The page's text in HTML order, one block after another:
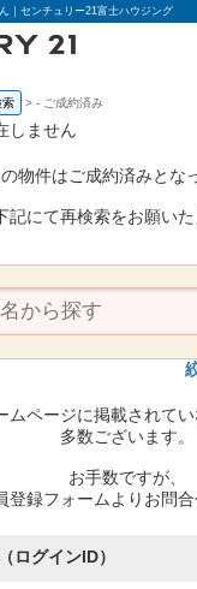
｜センチュリー21富士ハウジング
索 - ご成約済み
しません
物件はご成約済みとな
記にて再検索をお願いた
ムページに掲載されて
多数ございます。
お手数ですが、
登録フォームよりお問合
ログインID）